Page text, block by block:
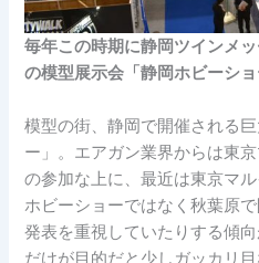
毎年この時期に静岡ツインメ
の模型展示会「静岡ホビーシ
模型の街、静岡で開催される
ー」。エアガン業界からは東
の参加な上に、最近は東京マ
ホビーショーではなく秋葉原
発表を重視していたりする傾
だけが目的だと少しガッカリ